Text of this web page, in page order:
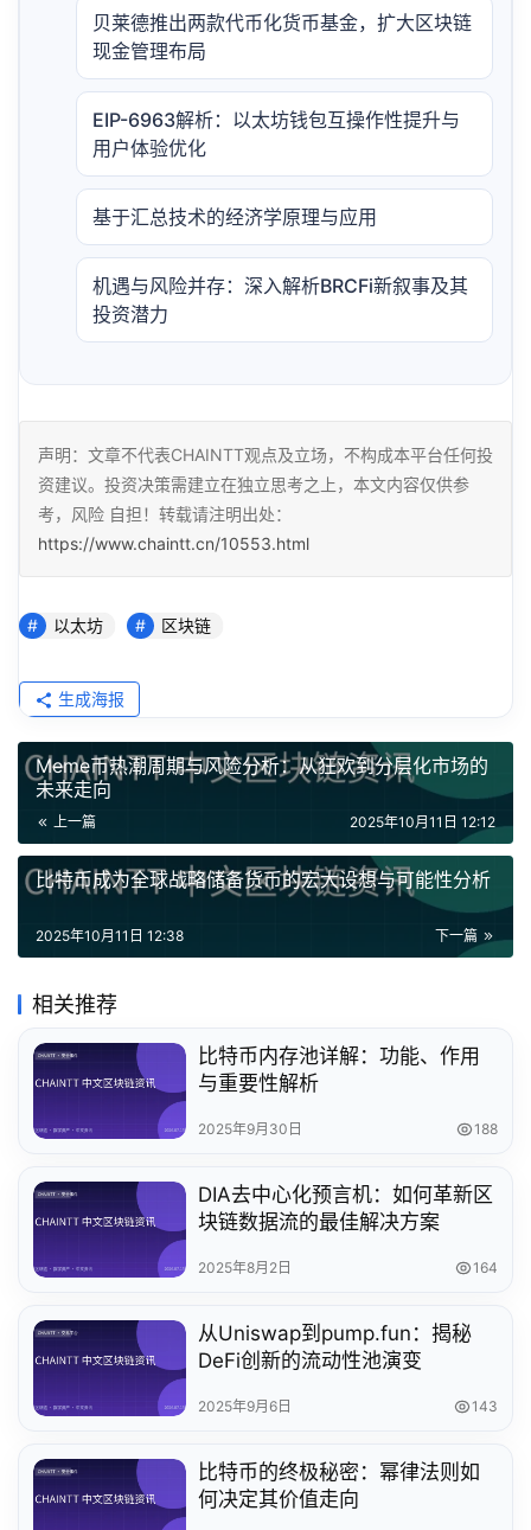
贝莱德推出两款代币化货币基金，扩大区块链
现金管理布局
EIP-6963解析：以太坊钱包互操作性提升与
用户体验优化
基于汇总技术的经济学原理与应用
机遇与风险并存：深入解析BRCFi新叙事及其
投资潜力
声明：文章不代表CHAINTT观点及立场，不构成本平台任何投
资建议。投资决策需建立在独立思考之上，本文内容仅供参
考，风险 自担！转载请注明出处：
https://www.chaintt.cn/10553.html
以太坊 区块链
生成海报
Meme币热潮周期与风险分析：从狂欢到分层化市场的
未来走向
上一篇 2025年10月11日 12:12
比特币成为全球战略储备货币的宏大设想与可能性分析
下一篇
2025年10月11日 12:38
相关推荐
比特币内存池详解：功能、作用
与重要性解析
2025年9月30日 188
DIA去中心化预言机：如何革新区
块链数据流的最佳解决方案
2025年8月2日 164
从Uniswap到pump.fun：揭秘
DeFi创新的流动性池演变
2025年9月6日 143
比特币的终极秘密：幂律法则如
何决定其价值走向